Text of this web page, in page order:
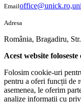
Email
Adresa
România, Bragadiru,
Acest website foloseste
Folosim cookie-uri
pentru a oferi funcții de
asemenea, le oferim
analize informații cu